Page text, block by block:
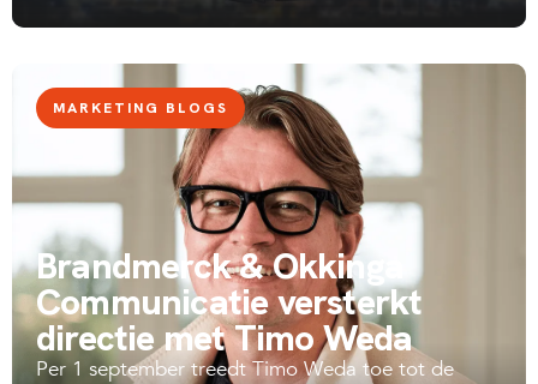
MARKETING BLOGS
Brandmerck & Okkinga
Communicatie versterkt
directie met Timo Weda
Per 1 september treedt Timo Weda toe tot de